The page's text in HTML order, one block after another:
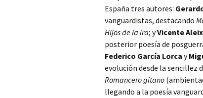
España tres autores:
vanguardistas, destacando
Hijos de la ira; yVicente
posterior poesía de
Federico García Lorca y
evolución desde la sencillez
Romancero gitano
llegando a la poesía